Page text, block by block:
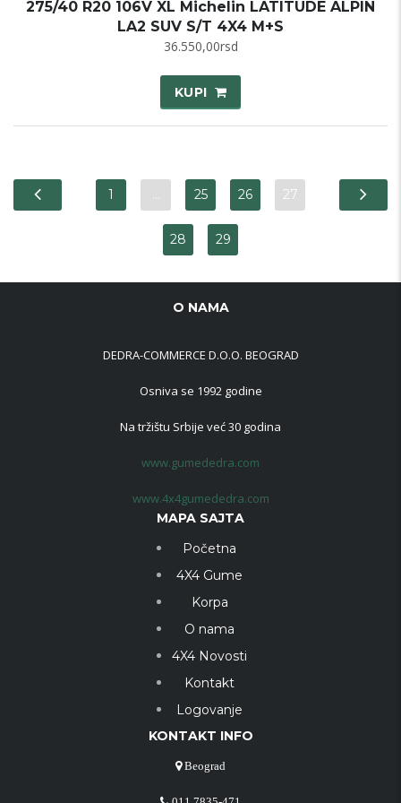
275/40 R20 106V XL Michelin LATITUDE ALPIN
LA2 SUV S/T 4X4 M+S
36.550,00rsd
KUPI
1 … 25 26 27
28 29
O NAMA
DEDRA-COMMERCE D.O.O. BEOGRAD
Osniva se 1992 godine
Na tržištu Srbije već 30 godina
www.gumededra.com
www.4x4gumededra.com
MAPA SAJTA
Početna
4X4 Gume
Korpa
O nama
4X4 Novosti
Kontakt
Logovanje
KONTAKT INFO
Beograd